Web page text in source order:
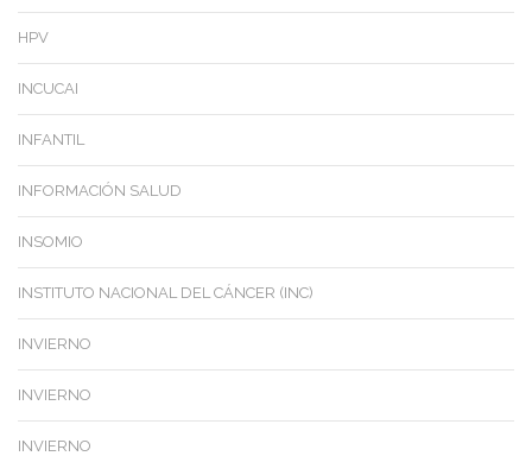
HPV
INCUCAI
INFANTIL
INFORMACIÓN SALUD
INSOMIO
INSTITUTO NACIONAL DEL CÁNCER (INC)
INVIERNO
INVIERNO
INVIERNO